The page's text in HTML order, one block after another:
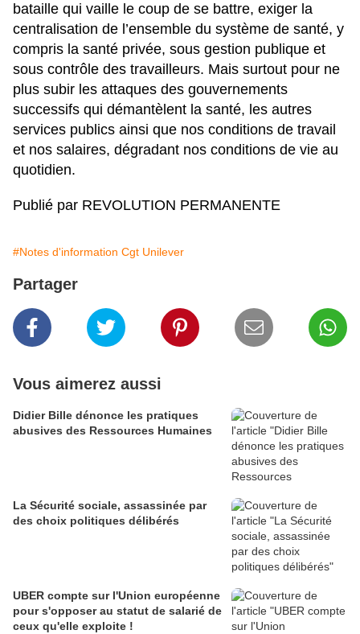
bataille qui vaille le coup de se battre, exiger la
centralisation de l’ensemble du système de santé, y
compris la santé privée, sous gestion publique et
sous contrôle des travailleurs. Mais surtout pour ne
plus subir les attaques des gouvernements
successifs qui démantèlent la santé, les autres
services publics ainsi que nos conditions de travail
et nos salaires, dégradant nos conditions de vie au
quotidien.
Publié par REVOLUTION PERMANENTE
#Notes d'information Cgt Unilever
Partager
Vous aimerez aussi
Didier Bille dénonce les pratiques
abusives des Ressources Humaines
La Sécurité sociale, assassinée par
des choix politiques délibérés
UBER compte sur l'Union européenne
pour s'opposer au statut de salarié de
ceux qu'elle exploite !